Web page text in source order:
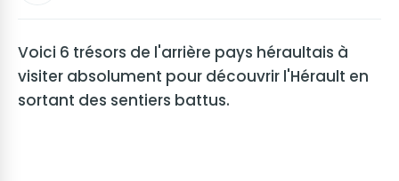
Voici 6 trésors de l'arrière pays héraultais à
visiter absolument pour découvrir l'Hérault en
sortant des sentiers battus.